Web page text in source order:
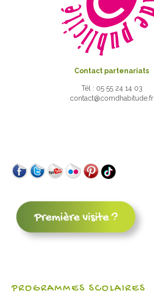
Contact partenariats
Tél : 05 55 24 14 03
contact@comdhabitude.fr
PROGRAMMES SCOLAIRES